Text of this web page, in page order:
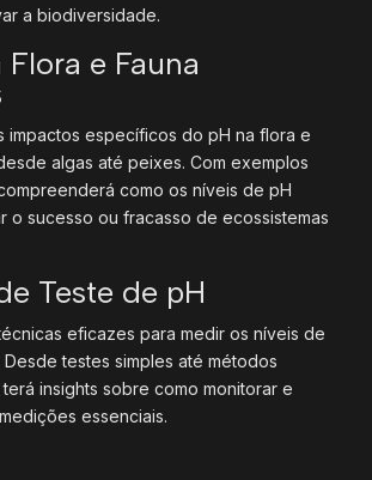
a biodiversidade.
e Fauna
impactos específicos do pH na flora e
algas até peixes. Com exemplos
como os níveis de pH
o sucesso ou fracasso de ecossistemas
Teste de pH
eficazes para medir os níveis de
testes simples até métodos
insights sobre como monitorar e
essenciais.